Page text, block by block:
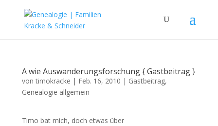
A wie Auswanderungsforschung { Gastbeitrag }
vontimokracke | Feb. 16, 2010 | Gastbeitrag,
Genealogie allgemein
Timo bat mich, doch etwas über